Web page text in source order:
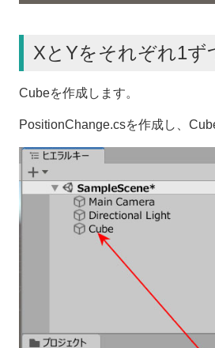
XとYをそれぞれ1ず
Cubeを作成します。
PositionChange.csを作成し、